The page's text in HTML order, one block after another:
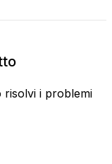
risolvi i problemi